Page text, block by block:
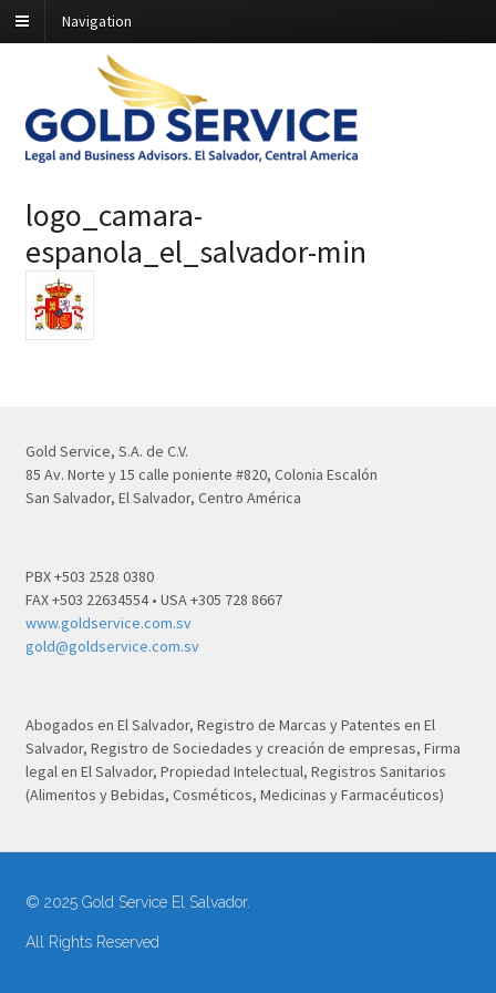
Navigation
logo_camara-
espanola_el_salvador-min
Gold Service, S.A. de C.V.
85 Av. Norte y 15 calle poniente #820, Colonia Escalón
San Salvador, El Salvador, Centro América
PBX +503 2528 0380
FAX +503 22634554 • USA +305 728 8667
www.goldservice.com.sv
gold@goldservice.com.sv
Abogados en El Salvador, Registro de Marcas y Patentes en El
Salvador, Registro de Sociedades y creación de empresas, Firma
legal en El Salvador, Propiedad Intelectual, Registros Sanitarios
(Alimentos y Bebidas, Cosméticos, Medicinas y Farmacéuticos)
© 2025 Gold Service El Salvador.
All Rights Reserved